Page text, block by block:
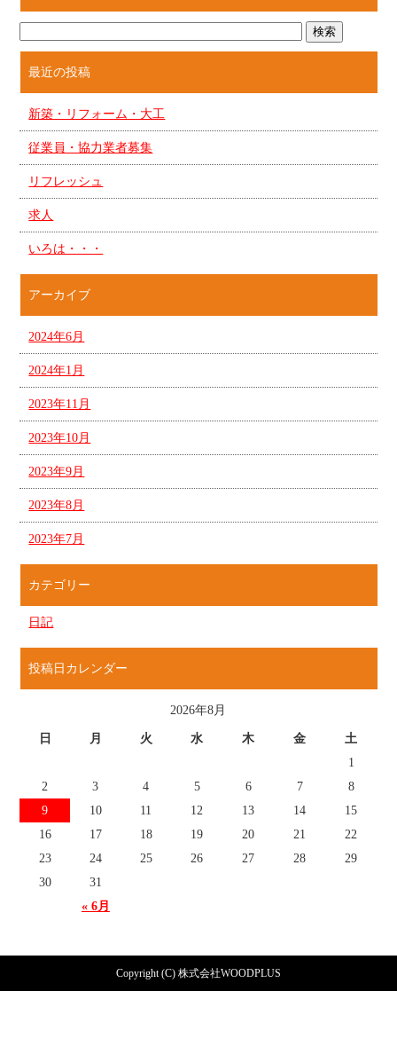
最近の投稿
新築・リフォーム・大工
従業員・協力業者募集
リフレッシュ
求人
いろは・・・
アーカイブ
2024年6月
2024年1月
2023年11月
2023年10月
2023年9月
2023年8月
2023年7月
カテゴリー
日記
投稿日カレンダー
2026年8月
日 月 火 水 木 金 土
« 6月
1
2
3 4 5 6 7
8
9
10 11 12 13 14
15
16
17 18 19 20 21
22
23
24 25 26 27 28
29
30
31
Copyright (C) 株式会社WOODPLUS